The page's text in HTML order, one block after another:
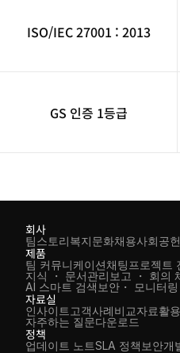
ISO/IEC 27001 : 2013
GS 인증 1등급
회사
팀스토리복지문화채용사회공헌
제품
팀 커뮤니케이션채팅 프로젝트
지식 ・ 문서관리 보고 ・ 회의
AI 스마트 검색 보안・ 모니터
자료실
인사이트 고객사례비교자료활
자주하는 질문다운로드
정책
업데이트 노트SLA 정책 보안개